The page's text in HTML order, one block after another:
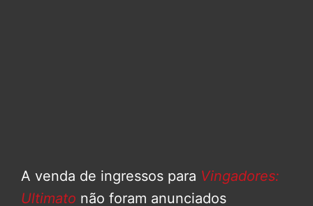
A venda de ingressos para Vingadores:
Ultimato não foram anunciados